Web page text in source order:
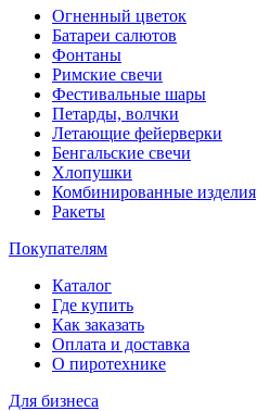
Огненный цветок
Батареи салютов
Фонтаны
Римские свечи
Фестивальные шары
Петарды, волчки
Летающие фейерверки
Бенгальские свечи
Хлопушки
Комбинированные изделия
Ракеты
Покупателям
Каталог
Где купить
Как заказать
Оплата и доставка
О пиротехнике
Для бизнеса